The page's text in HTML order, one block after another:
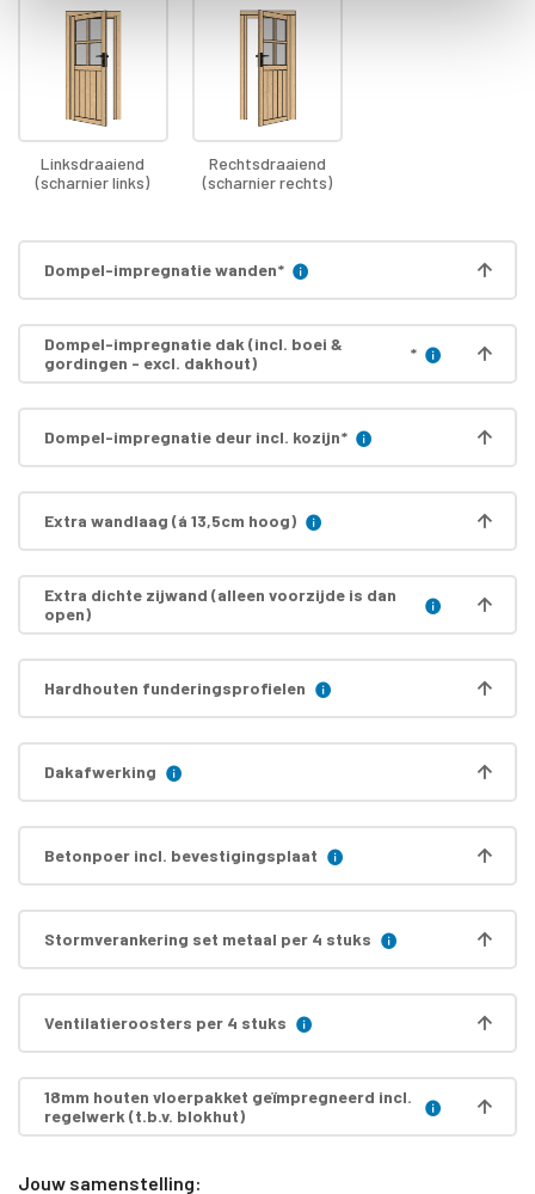
Linksdraaiend
(scharnier links)
Rechtsdraaiend
(scharnier rechts)
Dompel-impregnatie wanden*
Dompel-impregnatie dak (incl. boei &
gordingen - excl. dakhout)
*
Dompel-impregnatie deur incl. kozijn*
Extra wandlaag (á 13,5cm hoog)
Extra dichte zijwand (alleen voorzijde is dan
open)
Hardhouten funderingsprofielen
Dakafwerking
Betonpoer incl. bevestigingsplaat
Stormverankering set metaal per 4 stuks
Ventilatieroosters per 4 stuks
18mm houten vloerpakket geïmpregneerd incl.
regelwerk (t.b.v. blokhut)
Jouw samenstelling: